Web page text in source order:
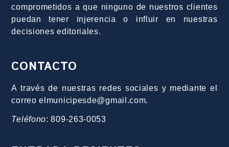
comprometidos a que ninguno de nuestros clientes
puedan tener injerencia o influir en nuestras
decisiones editoriales.
CONTACTO
A través de nuestras redes sociales y mediante el
correo elmunicipesde@gmail.com.
Teléfono: 809-263-0053